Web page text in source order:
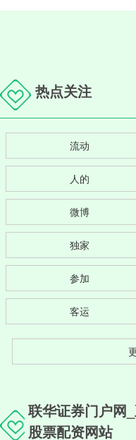
热点关注
流动
人的
微博
独家
参加
客运
联华证券门户网
股票配资网站